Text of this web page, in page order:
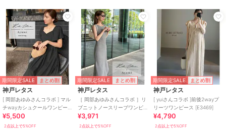
リーブ ベージュ×ブラック、ノー
スリーブ ネイビー、ノースリーブ
ブラック、タイト ホワイト
サイズ S,M
素材
ポリエステル 100％
商品のお取り扱い方法
特徴
ワンピースドレス
ニット素材/ ポリエステル素材/
無地/ロング・マキシ丈/
半袖
/ライフスタイル
タイトスカー
ト/フレアスカート
ロング・
期間限定SALE まとめ割
神戸レタス
[ 岡部あゆみさんコラボ ] マル
チwayカシュクールワンピース
[E3304]
¥5,500
2点以上で5%OFF
期間限定SALE まとめ割
神戸レタス
［ 岡部あゆみさんコラボ ］リ
ブニットノースリーブワンピ
ース（選べるタイプ） [E300E]
¥3,971
2点以上で5%OFF
期間限定SALE まとめ割
神戸レタス
[ yuiさんコラボ ]前後2wayプ
リーツワンピース [E3469]
¥4,790
2点以上で5%OFF